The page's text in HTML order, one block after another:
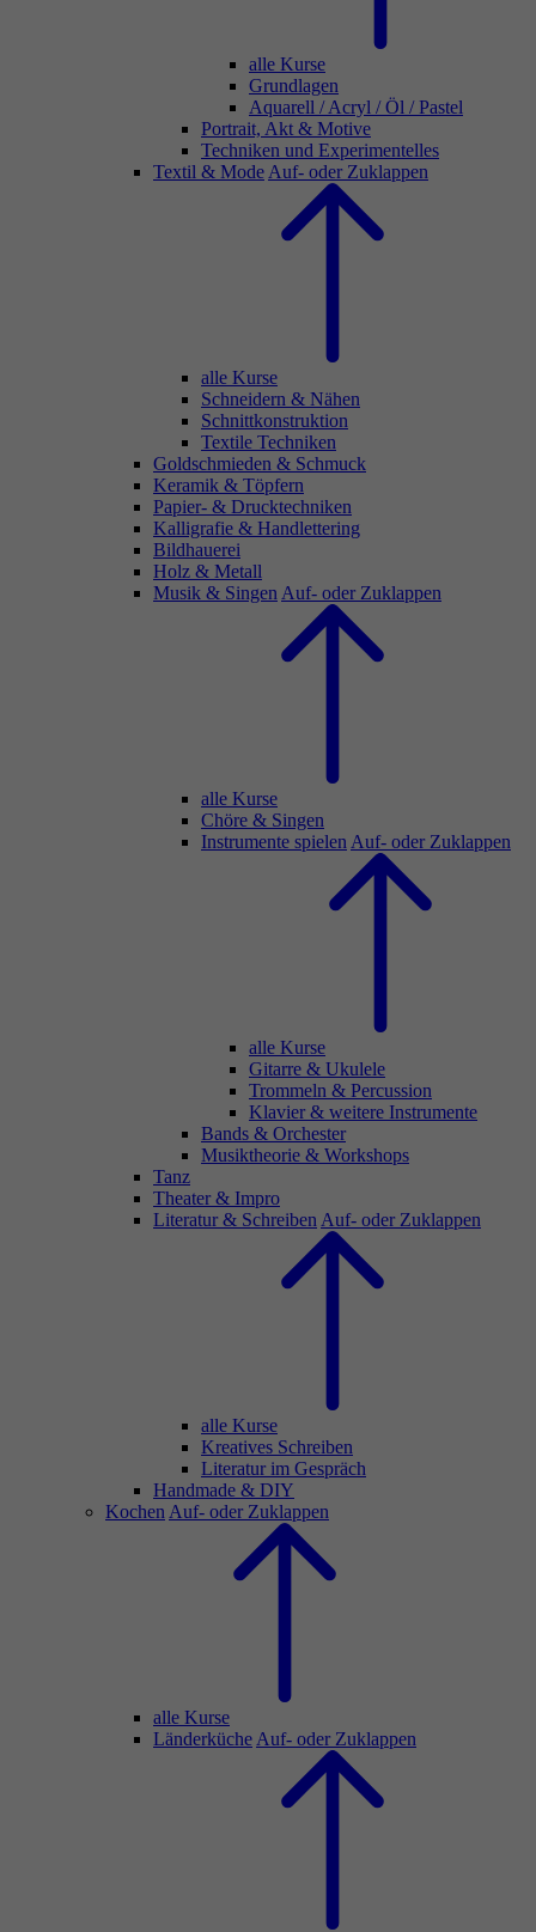
alle Kurse
Grundlagen
Aquarell / Acryl / Öl / Pastel
Portrait, Akt & Motive
Techniken und Experimentelles
Textil & Mode Auf- oder Zuklappen
alle Kurse
Schneidern & Nähen
Schnittkonstruktion
Textile Techniken
Goldschmieden & Schmuck
Keramik & Töpfern
Papier- & Drucktechniken
Kalligrafie & Handlettering
Bildhauerei
Holz & Metall
Musik & Singen Auf- oder Zuklappen
alle Kurse
Chöre & Singen
Instrumente spielen Auf- oder Zuklappen
alle Kurse
Gitarre & Ukulele
Trommeln & Percussion
Klavier & weitere Instrumente
Bands & Orchester
Musiktheorie & Workshops
Tanz
Theater & Impro
Literatur & Schreiben Auf- oder Zuklappen
alle Kurse
Kreatives Schreiben
Literatur im Gespräch
Handmade & DIY
Kochen Auf- oder Zuklappen
alle Kurse
Länderküche Auf- oder Zuklappen